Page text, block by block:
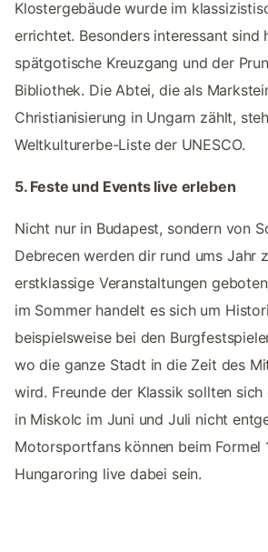
Klostergebäude wurde im
errichtet. Besonders interessant sind
spätgotische Kreuzgang und der
Bibliothek. Die Abtei, die als
Christianisierung in Ungarn zählt,
Weltkulturerbe-Liste der UNESCO.
5. Feste und Events live erleben
Nicht nur in Budapest, sondern von
Debrecen werden dir rund ums Jahr
erstklassige Veranstaltungen
im Sommer handelt es sich um
beispielsweise bei den
wo die ganze Stadt in die Zeit des
wird. Freunde der Klassik sollten
in Miskolc im Juni und Juli nicht
Motorsportfans können beim Formel
Hungaroring live dabei sein.